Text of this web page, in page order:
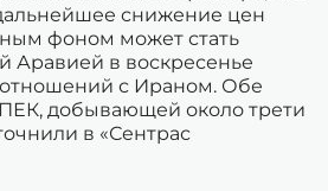
снижение цен
фоном может стать
Аравией в воскресенье
с Ираном. Обе
добывающей около трети
в «Сентрас